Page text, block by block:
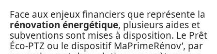
Face aux enjeux financiers que représente la
rénovation énergétique, plusieurs aides et
subventions sont mises à disposition. Le Prêt
Éco-PTZ ou le dispositif MaPrimeRénov’, par